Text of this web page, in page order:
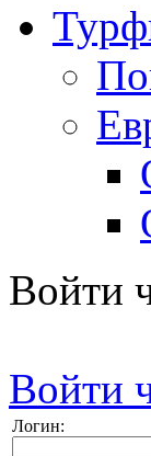
Войти
Войти
Логин: